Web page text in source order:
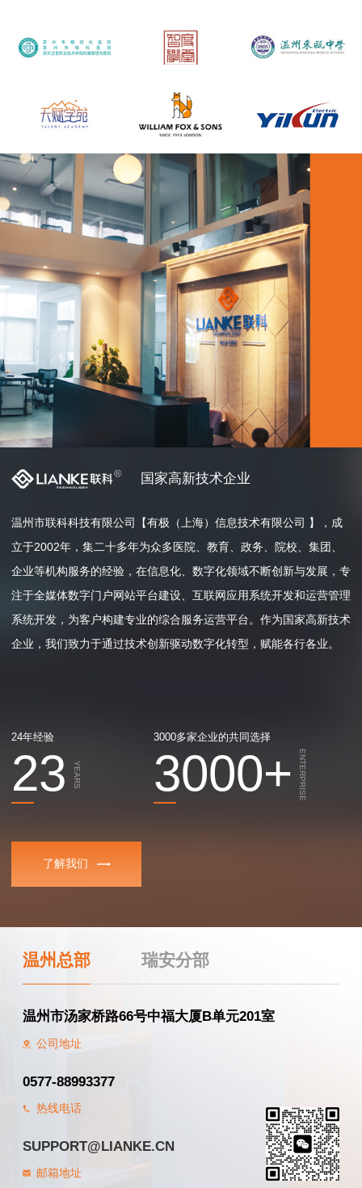
国家高新技术企业
温州市联科科技有限公司【有极（上海）信息技术有限公司 】，成
立于2002年，集二十多年为众多医院、教育、政务、院校、集团、
企业等机构服务的经验，在信息化、数字化领域不断创新与发展，专
注于全媒体数字门户网站平台建设、互联网应用系统开发和运营管理
系统开发，为客户构建专业的综合服务运营平台。作为国家高新技术
企业，我们致力于通过技术创新驱动数字化转型，赋能各行各业。
24年经验
23
3000多家企业的共同选择
3000+
了解我们
温州总部 瑞安分部
温州市汤家桥路66号中福大厦B单元201室
公司地址
0577-88993377
热线电话
SUPPORT@LIANKE.CN
邮箱地址